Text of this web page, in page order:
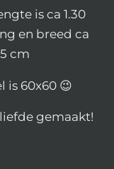
is ca 1.30
en breed ca
cm
is 60x60 😉
gemaakt!